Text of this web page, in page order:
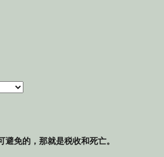
免的，那就是税收和死亡。